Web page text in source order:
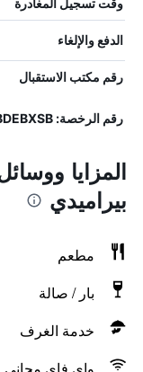
وقت تسجيل المغادرة
الدفع والإلغاء
رقم مكتب الاستقبال
رقم الرخصة: 047001ALB0017, IT047023A14BDEBXSB
المزايا
بيراميدي
مطعم
بار / صالة
خدمة الغرف